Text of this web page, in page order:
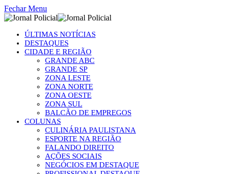
Fechar Menu
ÚLTIMAS NOTÍCIAS
DESTAQUES
CIDADE E REGIÃO
GRANDE ABC
GRANDE SP
ZONA LESTE
ZONA NORTE
ZONA OESTE
ZONA SUL
BALCÃO DE EMPREGOS
COLUNAS
CULINÁRIA PAULISTANA
ESPORTE NA REGIÃO
FALANDO DIREITO
AÇÕES SOCIAIS
NEGÓCIOS EM DESTAQUE